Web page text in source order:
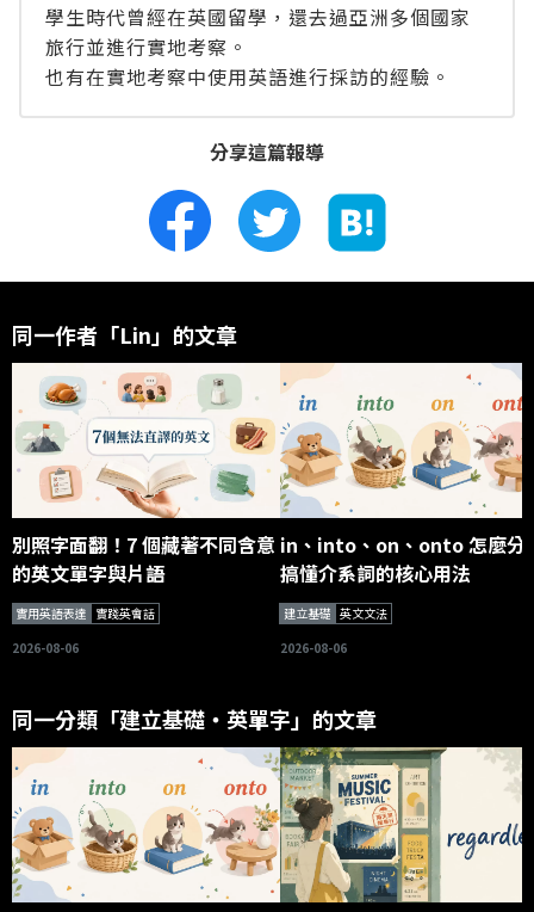
學生時代曾經在英國留學，還去過亞洲多個國家
旅行並進行實地考察。
也有在實地考察中使用英語進行採訪的經驗。
分享這篇報導
同一作者「Lin」的文章
別照字面翻！7 個藏著不同含意
的英文單字與片語
實用英語表達 實踐英會話
2026-08-06
in、into、on、onto 怎麼分
搞懂介系詞的核心用法
建立基礎 英文文法
2026-08-06
同一分類「建立基礎・英單字」的文章